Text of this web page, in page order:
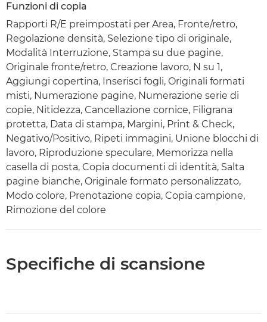
Funzioni di copia
Rapporti R/E preimpostati per Area, Fronte/retro,
Regolazione densità, Selezione tipo di originale,
Modalità Interruzione, Stampa su due pagine,
Originale fronte/retro, Creazione lavoro, N su 1,
Aggiungi copertina, Inserisci fogli, Originali formati
misti, Numerazione pagine, Numerazione serie di
copie, Nitidezza, Cancellazione cornice, Filigrana
protetta, Data di stampa, Margini, Print & Check,
Negativo/Positivo, Ripeti immagini, Unione blocchi di
lavoro, Riproduzione speculare, Memorizza nella
casella di posta, Copia documenti di identità, Salta
pagine bianche, Originale formato personalizzato,
Modo colore, Prenotazione copia, Copia campione,
Rimozione del colore
Specifiche di scansione